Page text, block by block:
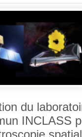
ANALYSÉS PAR
du
INCLASS